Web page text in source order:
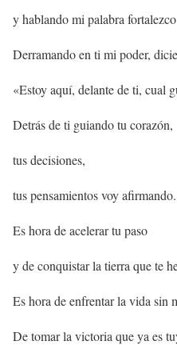
y hablando mi palabra
Derramando en ti mi poder,
«Estoy aquí, delante de ti, cual
Detrás de ti guiando tu corazón,
tus decisiones,
tus pensamientos voy afirmando.
Es hora de acelerar tu paso
y de conquistar la tierra que te
Es hora de enfrentar la vida sin
De tomar la victoria que ya es